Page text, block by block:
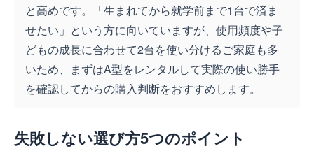
と高めです。「生まれてから就学前まで1台で済ま
せたい」という方に向いていますが、使用頻度や子
どもの成長に合わせて2台を使い分けるご家庭も多
いため、まずはA型をレンタルして実際の使い勝手
を確認してからの購入判断をおすすめします。
失敗しない選び方5つのポイント